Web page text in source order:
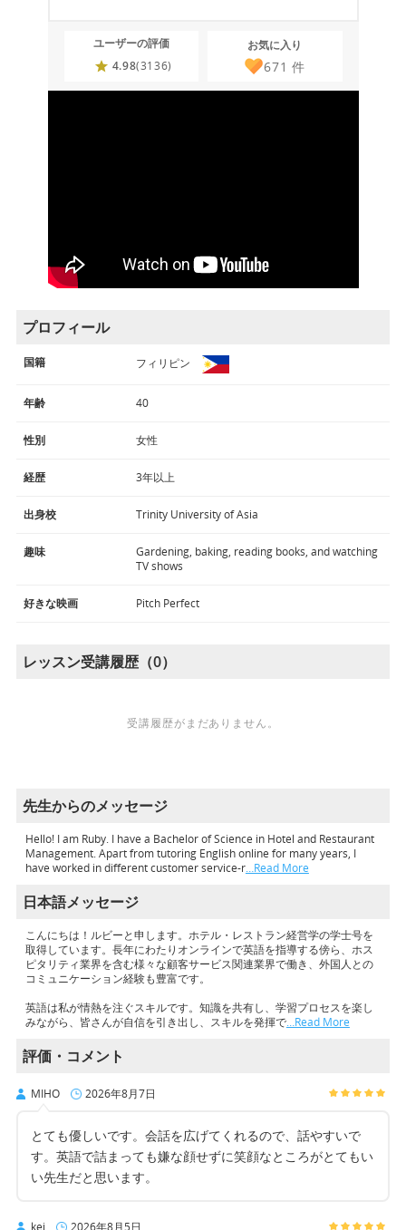
ユーザーの評価
4.98(3136)
お気に入り
671 件
プロフィール
国籍 フィリピン
年齢 40
性別 女性
経歴 3年以上
出身校 Trinity University of Asia
趣味
Gardening, baking, reading books, and watching
TV shows
好きな映画 Pitch Perfect
レッスン受講履歴（0）
受講履歴がまだありません。
先生からのメッセージ
Hello! I am Ruby. I have a Bachelor of Science in Hotel and Restaurant
Management. Apart from tutoring English online for many years, I
have worked in different customer service-r…Read More
日本語メッセージ
こんにちは！ルビーと申します。ホテル・レストラン経営学の学士号を
取得しています。長年にわたりオンラインで英語を指導する傍ら、ホス
ピタリティ業界を含む様々な顧客サービス関連業界で働き、外国人との
コミュニケーション経験も豊富です。
英語は私が情熱を注ぐスキルです。知識を共有し、学習プロセスを楽し
みながら、皆さんが自信を引き出し、スキルを発揮で…Read More
評価・コメント
MIHO 2026年8月7日
とても優しいです。会話を広げてくれるので、話やすいで
す。英語で詰まっても嫌な顔せずに笑顔なところがとてもい
い先生だと思います。
kei 2026年8月5日